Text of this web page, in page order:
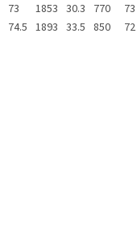
73 1853 30.3 770
73
74.5 1893 33.5 850 72